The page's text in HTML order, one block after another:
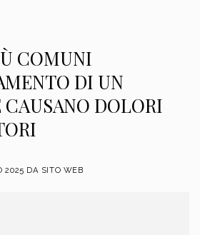
COMUNI
DI UN
CAUSANO DOLORI
2025 DA SITO WEB